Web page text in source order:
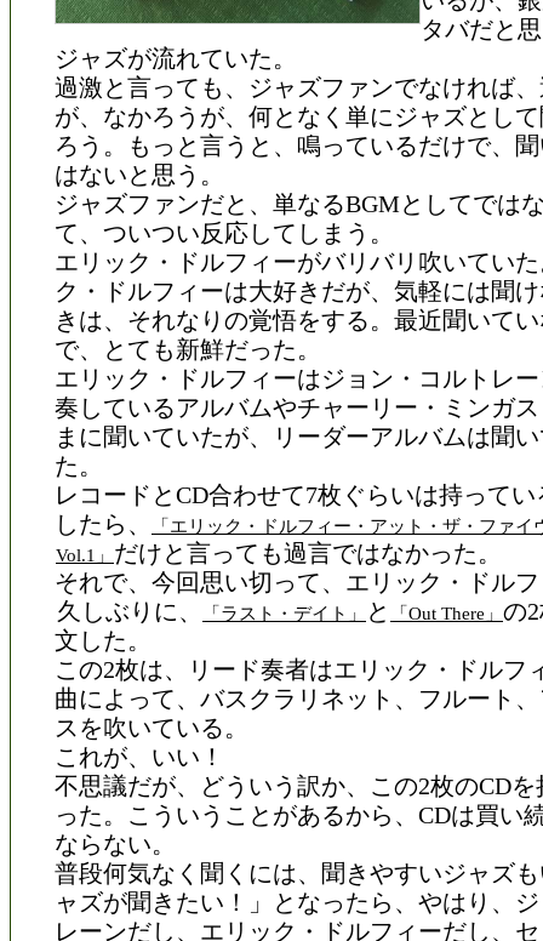
タバだと
ジャズが流れていた。
過激と言っても、ジャズファンでなければ
が、なかろうが、何となく単にジャズとし
ろう。もっと言うと、鳴っているだけで、
はないと思う。
ジャズファンだと、単なるBGMとしてでは
て、ついつい反応してしまう。
エリック・ドルフィーがバリバリ吹いてい
ク・ドルフィーは大好きだが、気軽には聞
きは、それなりの覚悟をする。最近聞いて
で、とても新鮮だった。
エリック・ドルフィーはジョン・コルトレ
奏しているアルバムやチャーリー・ミンガ
まに聞いていたが、リーダーアルバムは聞
た。
レコードとCD合わせて7枚ぐらいは持って
したら、
「エリック・ドルフィー・アット・ザ・ファイ
Vol.1」 だけと言っても過言ではなかった。
それで、今回思い切って、エリック・ドル
久しぶりに、
「ラスト・デイト」 と 「Out There」 の
文した。
この2枚は、リード奏者はエリック・ドルフ
曲によって、バスクラリネット、フルート
スを吹いている。
これが、いい！
不思議だが、どういう訳か、この2枚のCD
った。こういうことがあるから、CDは買い
ならない。
普段何気なく聞くには、聞きやすいジャズ
ャズが聞きたい！」となったら、やはり、
レーンだし、エリック・ドルフィーだし、